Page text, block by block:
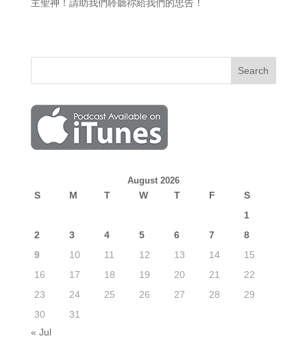
主聖神！請助我們聆聽祢給我們的忠告！
August 2026
S M T W T F
S
1
2
3 4 5 6 7
8
9
10 11 12 13 14
15
16
17 18 19 20 21
22
23
24 25 26 27 28
29
30
31
« Jul